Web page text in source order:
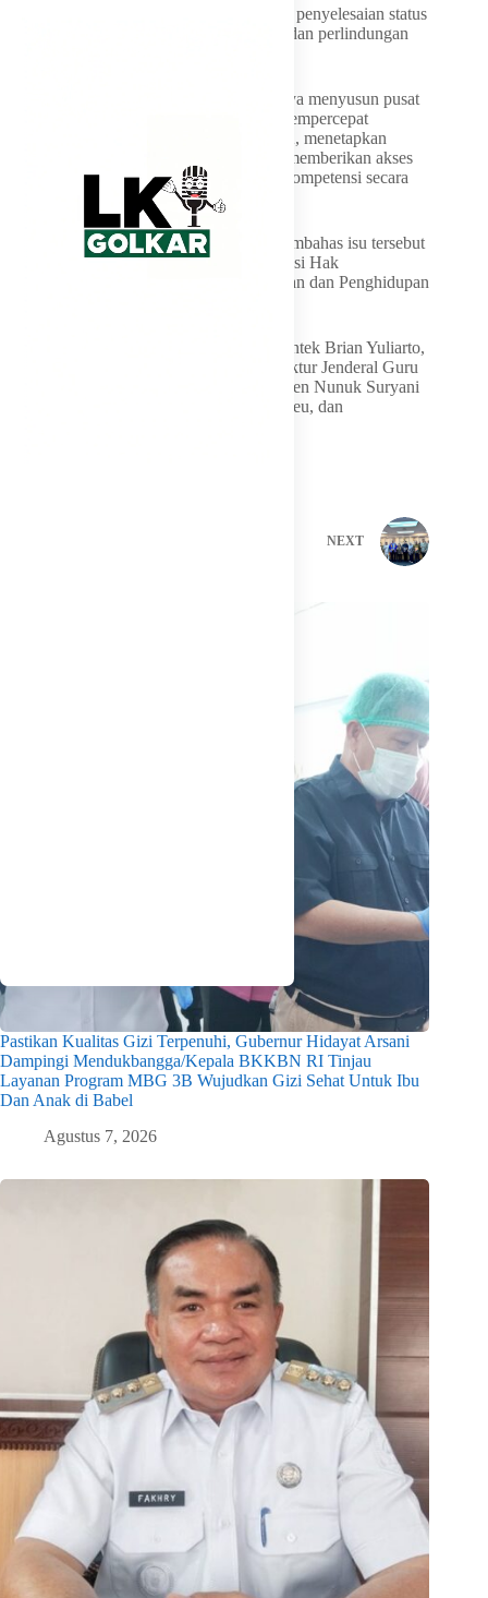
kebijakan afirmatif yang lebih nyata dalam penyelesaian status
kepegawaian, peningkatan kesejahteraan, dan perlindungan
Kebijakan afirmatif konkret itu, di antaranya menyusun pusat
data nasional guru honorer yang akurat, mempercepat
pengangkatan guru honorer menjadi PPPK, menetapkan
standar minimal gaji guru non-ASN serta memberikan akses
pelatihan, sertifikasi, dan pengembangan kompetensi secara
Adapun, Fraksi Partai Golkar MPR RI membahas isu tersebut
dalam diskusi publik bertajuk “Implementasi Hak
Konstitusional Warga Negara atas Pekerjaan dan Penghidupan
Hadir dalam diskusi itu, yakni Mendiktisaintek Brian Yuliarto,
Wamendikdasmen Atip Latipulhayat, Direktur Jenderal Guru
dan Tenaga Kependidikan Kemendikdasmen Nunuk Suryani
serta perwakilan KemenPANRB, Kemenkeu, dan
NEXT
Pastikan Kualitas Gizi Terpenuhi, Gubernur Hidayat Arsani
Dampingi Mendukbangga/Kepala BKKBN RI Tinjau
Layanan Program MBG 3B Wujudkan Gizi Sehat Untuk Ibu
Dan Anak di Babel
Agustus 7, 2026